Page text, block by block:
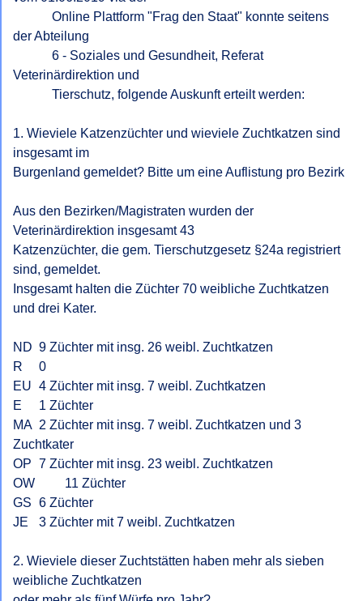
der Abteilung
Veterinärdirektion und
1. Wieviele Katzenzüchter und wieviele Zuchtkatzen sind
insgesamt im
Burgenland gemeldet? Bitte um eine Auflistung pro Bezirk
Aus den Bezirken/Magistraten wurden der
Veterinärdirektion insgesamt 43
Katzenzüchter, die gem. Tierschutzgesetz §24a registriert
sind, gemeldet.
Insgesamt halten die Züchter 70 weibliche Zuchtkatzen
und drei Kater.
ND 	9 Züchter mit insg. 26 weibl. Zuchtkatzen
R 	0
EU	4 Züchter mit insg. 7 weibl. Zuchtkatzen
E 	1 Züchter
MA 	2 Züchter mit insg. 7 weibl. Zuchtkatzen und 3
Zuchtkater
OP 	7 Züchter mit insg. 23 weibl. Zuchtkatzen
OW 	11 Züchter
GS 	6 Züchter
JE 	3 Züchter mit 7 weibl. Zuchtkatzen
2. Wieviele dieser Zuchtstätten haben mehr als sieben
weibliche Zuchtkatzen